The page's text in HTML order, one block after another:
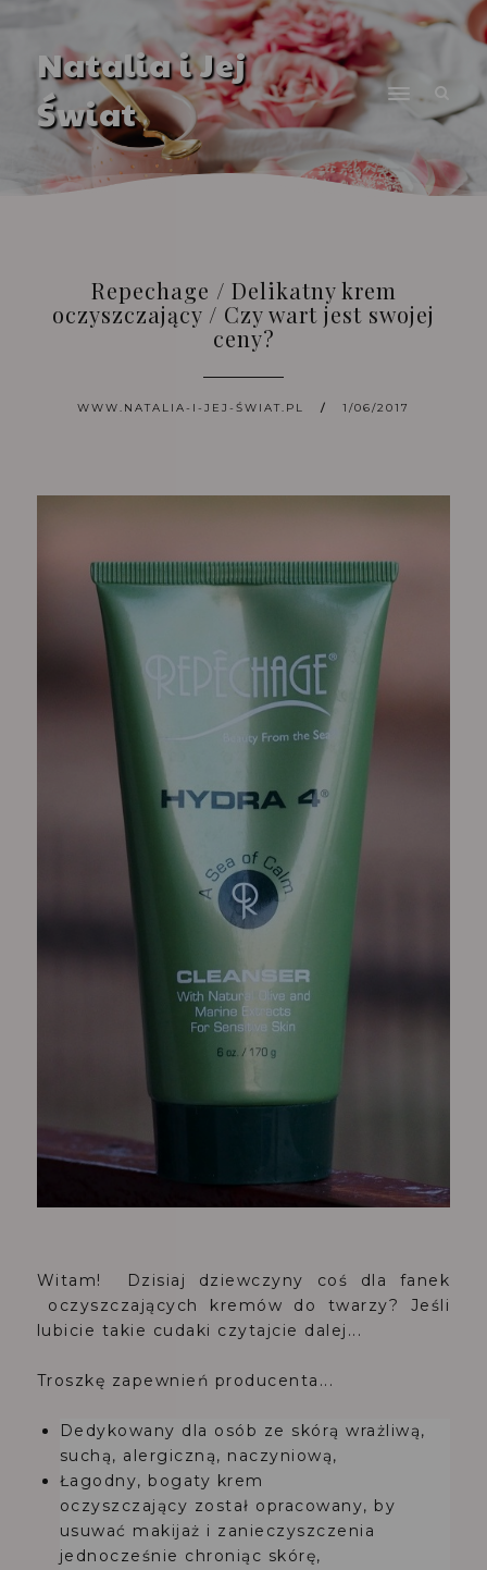
Natalia i Jej
Świat
Repechage / Delikatny krem
oczyszczający / Czy wart jest swojej
ceny?
WWW.NATALIA-I-JEJ-ŚWIAT.PL 1/06/2017
Witam! Dzisiaj dziewczyny coś dla fanek
oczyszczających kremów do twarzy? Jeśli
lubicie takie cudaki czytajcie dalej...
Troszkę zapewnień producenta...
Dedykowany dla osób ze skórą wrażliwą,
suchą, alergiczną, naczyniową,
Łagodny, bogaty krem
oczyszczający został opracowany, by
usuwać makijaż i zanieczyszczenia
jednocześnie chroniąc skórę,